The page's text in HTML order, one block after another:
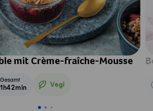
mit Crème-fraîche-Mousse
Gesamt
1h42min Vegi
Vegetarisch